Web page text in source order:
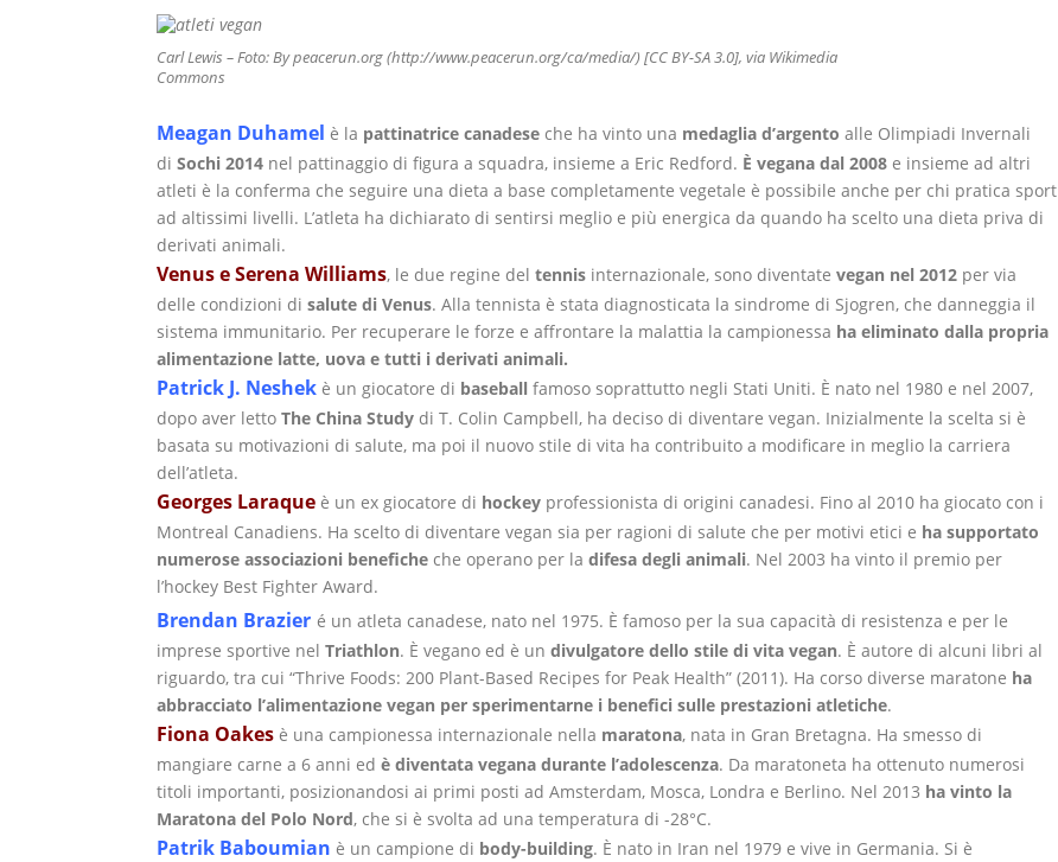
Carl Lewis – Foto: By peacerun.org (http://www.peacerun.org/ca/media/) [CC BY-SA 3.0], via Wikimedia
Commons
Meagan Duhamel è la pattinatrice canadese che ha vinto una medaglia d’argento alle Olimpiadi Invernali
di Sochi 2014 nel pattinaggio di figura a squadra, insieme a Eric Redford. È vegana dal 2008 e insieme ad altri
atleti è la conferma che seguire una dieta a base completamente vegetale è possibile anche per chi pratica sport
ad altissimi livelli. L’atleta ha dichiarato di sentirsi meglio e più energica da quando ha scelto una dieta priva di
derivati animali.
Venus e Serena Williams, le due regine del tennis internazionale, sono diventate vegan nel 2012 per via
delle condizioni di salute di Venus. Alla tennista è stata diagnosticata la sindrome di Sjogren, che danneggia il
sistema immunitario. Per recuperare le forze e affrontare la malattia la campionessa ha eliminato dalla propria
alimentazione latte, uova e tutti i derivati animali.
Patrick J. Neshek è un giocatore di baseball famoso soprattutto negli Stati Uniti. È nato nel 1980 e nel 2007,
dopo aver letto The China Study di T. Colin Campbell, ha deciso di diventare vegan. Inizialmente la scelta si è
basata su motivazioni di salute, ma poi il nuovo stile di vita ha contribuito a modificare in meglio la carriera
dell’atleta.
Georges Laraque è un ex giocatore di hockey professionista di origini canadesi. Fino al 2010 ha giocato con i
Montreal Canadiens. Ha scelto di diventare vegan sia per ragioni di salute che per motivi etici e ha supportato
numerose associazioni benefiche che operano per la difesa degli animali. Nel 2003 ha vinto il premio per
l’hockey Best Fighter Award.
Brendan Brazier é un atleta canadese, nato nel 1975. È famoso per la sua capacità di resistenza e per le
imprese sportive nel Triathlon. È vegano ed è un divulgatore dello stile di vita vegan. È autore di alcuni libri al
riguardo, tra cui “Thrive Foods: 200 Plant-Based Recipes for Peak Health” (2011). Ha corso diverse maratone ha
abbracciato l’alimentazione vegan per sperimentarne i benefici sulle prestazioni atletiche.
Fiona Oakes è una campionessa internazionale nella maratona, nata in Gran Bretagna. Ha smesso di
mangiare carne a 6 anni ed è diventata vegana durante l’adolescenza. Da maratoneta ha ottenuto numerosi
titoli importanti, posizionandosi ai primi posti ad Amsterdam, Mosca, Londra e Berlino. Nel 2013 ha vinto la
Maratona del Polo Nord, che si è svolta ad una temperatura di -28°C.
Patrik Baboumian è un campione di body-building. È nato in Iran nel 1979 e vive in Germania. Si è